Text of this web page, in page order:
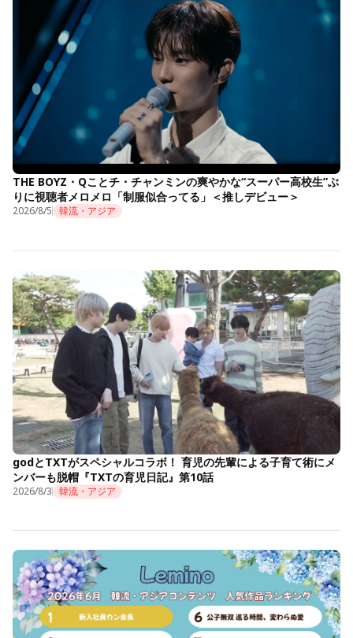
THE BOYZ・Qことチ・チャンミンの爽やかな“スーパー高校生”ぶ
りに視聴者メロメロ「制服似合ってる」＜推しデビュー＞
2026/8/5 韓流・アジア
godとTXTがスペシャルコラボ！ 育児の先輩による子育て術にメ
ンバーも脱帽『TXTの育児日記』第10話
2026/8/3 韓流・アジア